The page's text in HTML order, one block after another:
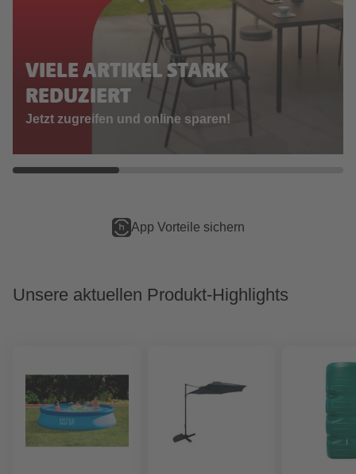
VIELE ARTIKEL STARK
REDUZIERT
Jetzt zugreifen und online sparen!
App Vorteile sichern
Unsere aktuellen Produkt-Highlights